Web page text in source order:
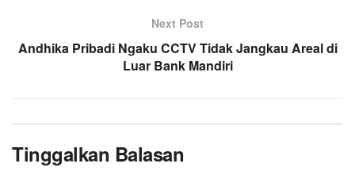
Next Post
Andhika Pribadi Ngaku CCTV Tidak Jangkau Areal di
Luar Bank Mandiri
Tinggalkan Balasan